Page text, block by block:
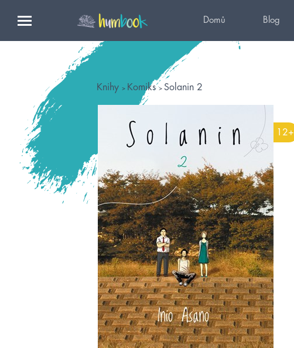
Domů Blog
Knihy Komiks Solanin 2
12+